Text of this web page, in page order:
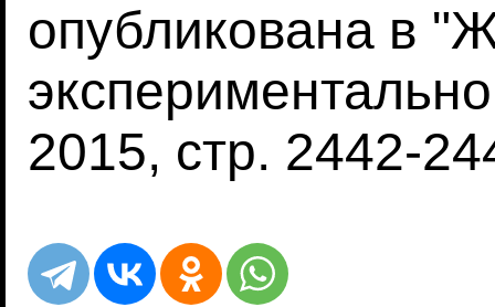
опубликована в
2015, стр. 2442-